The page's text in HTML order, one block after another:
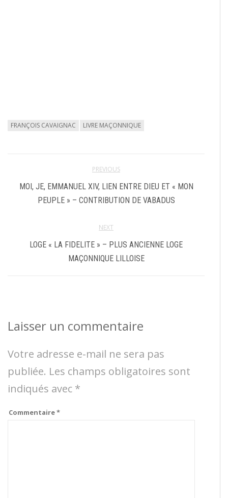
FRANÇOIS CAVAIGNAC LIVRE MAÇONNIQUE
PREVIOUS
MOI, JE, EMMANUEL XIV, LIEN ENTRE DIEU ET « MON
PEUPLE » – CONTRIBUTION DE VABADUS
NEXT
LOGE « LA FIDELITE » – PLUS ANCIENNE LOGE
MAÇONNIQUE LILLOISE
Laisser un commentaire
Votre adresse e-mail ne sera pas
publiée. Les champs obligatoires sont
indiqués avec *
Commentaire*